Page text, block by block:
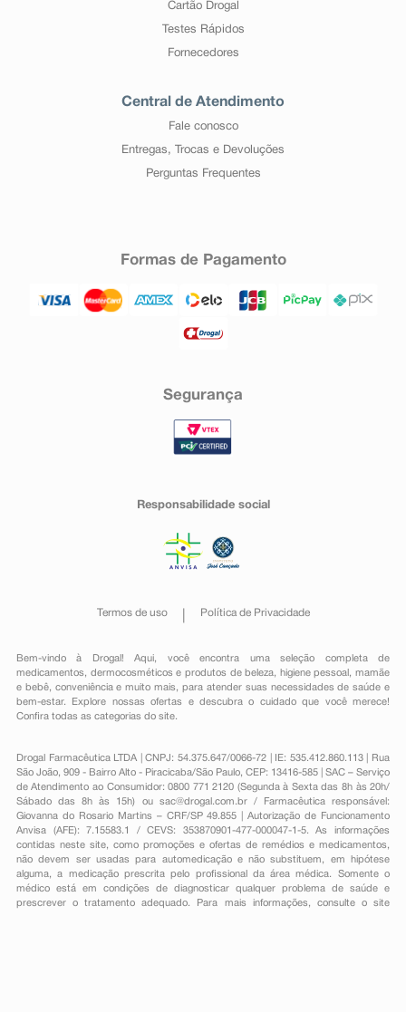
Cartão Drogal
Testes Rápidos
Fornecedores
Central de Atendimento
Fale conosco
Entregas, Trocas e Devoluções
Perguntas Frequentes
Formas de Pagamento
Segurança
Responsabilidade social
Termos de uso Política de Privacidade
Bem-vindo à Drogal! Aqui, você encontra uma seleção completa de
medicamentos , dermocosméticos e produtos de beleza, higiene pessoal ,mamãe
e bebê, conveniênciae muito mais, para atender suas necessidades de saúde e
bem-estar. Explore nossas ofertas e descubra o cuidado que você merece!
Confira todas as categorias do site.
Drogal Farmacêutica LTDA | CNPJ: 54.375.647/0066-72 | IE: 535.412.860.113 | Rua
São João, 909 - Bairro Alto - Piracicaba/São Paulo, CEP: 13416-585 | SAC – Serviço
de Atendimento ao Consumidor: 0800 771 2120 (Segunda à Sexta das 8h às 20h/
Sábado das 8h às 15h) ou sac@drogal.com.br/ Farmacêutica responsável:
Giovanna do Rosario Martins – CRF/SP 49.855 | Autorização de Funcionamento
Anvisa (AFE): 7.15583.1 / CEVS: 353870901-477-000047-1-5. As informações
contidas neste site, como promoções e ofertas de remédios e medicamentos,
não devem ser usadas para automedicação e não substituem, em hipótese
alguma, a medicação prescrita pelo profissional da área médica. Somente o
médico está em condições de diagnosticar qualquer problema de saúde e
prescrever o tratamento adequado. Para mais informações, consulte o site